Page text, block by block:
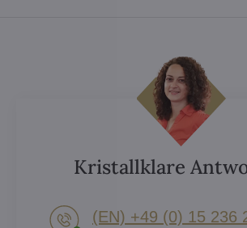
Kristallklare
(EN) +49 (0) 15 236